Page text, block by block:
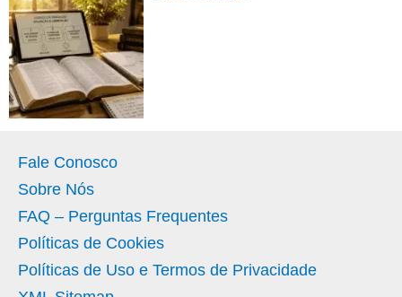
Fale Conosco
Sobre Nós
FAQ – Perguntas Frequentes
Políticas de Cookies
Políticas de Uso e Termos de Privacidade